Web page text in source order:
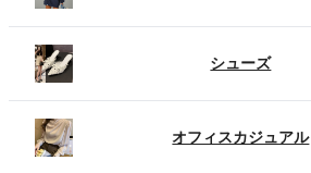
シューズ
オフィスカジュアル